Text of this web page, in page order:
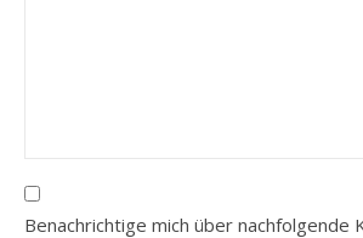
Benachrichtige mich über nachfolgende